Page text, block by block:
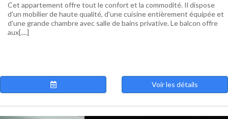
Cet appartement offre tout le confort et la commodité. Il dispose
d'un mobilier de haute qualité, d'une cuisine entièrement équipée et
d'une grande chambre avec salle de bains privative. Le balcon offre
aux[....]
Voir les détails